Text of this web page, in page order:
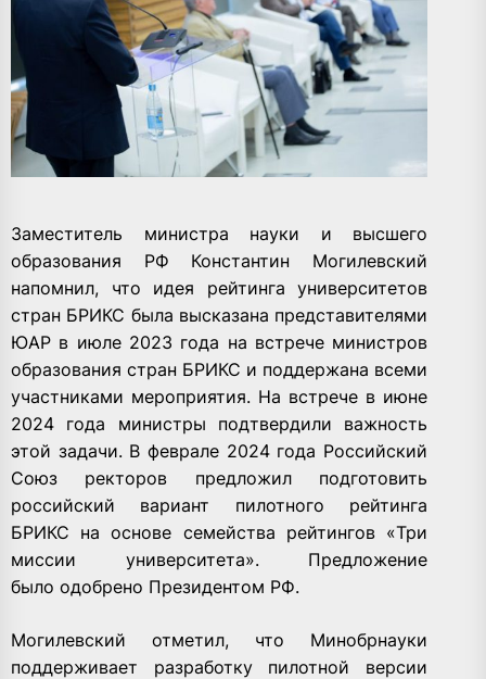
Заместитель министра науки и высшего
образования РФ Константин Могилевский
напомнил, что идея рейтинга университетов
стран БРИКС была высказана представителями
ЮАР в июле 2023 года на встрече министров
образования стран БРИКС и поддержана всеми
участниками мероприятия. На встрече в июне
2024 года министры подтвердили важность
этой задачи. В феврале 2024 года Российский
Союз ректоров предложил подготовить
российский вариант пилотного рейтинга
БРИКС на основе семейства рейтингов «Три
миссии университета». Предложение
было одобрено Президентом РФ.
Могилевский отметил, что Минобрнауки
поддерживает разработку пилотной версии